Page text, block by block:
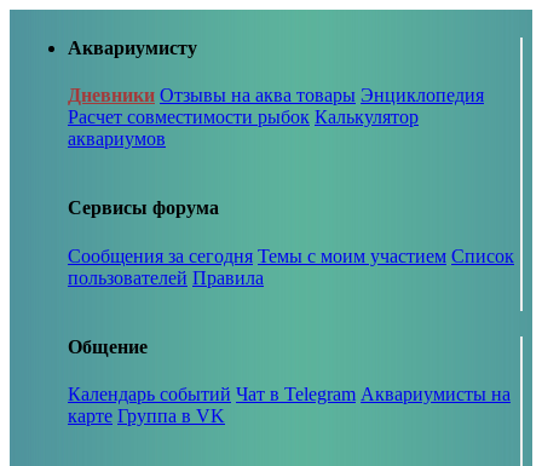
Аквариумисту
Дневники Отзывы на аква товары Энциклопедия
Расчет совместимости рыбок Калькулятор
аквариумов
Сервисы форума
Сообщения за сегодня Темы с моим участием Список
пользователей Правила
Общение
Календарь событий Чат в Telegram Аквариумисты на
карте Группа в VK